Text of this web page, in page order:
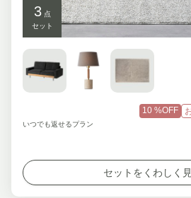
3点
セット
10 %OFF
いつでも返せるプラン
セットをくわしく